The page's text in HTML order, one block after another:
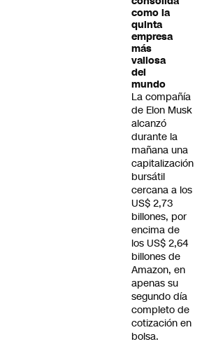
como la
quinta
empresa
más
valiosa
del
mundo
La compañía
de Elon Musk
alcanzó
durante la
mañana una
capitalización
bursátil
cercana a los
US$ 2,73
billones, por
encima de
los US$ 2,64
billones de
Amazon, en
apenas su
segundo día
completo de
cotización en
bolsa.